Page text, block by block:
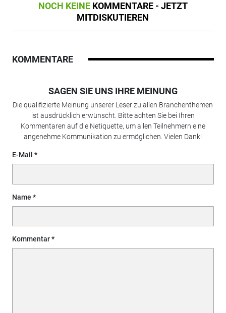
NOCH KEINE KOMMENTARE - JETZT
MITDISKUTIEREN
KOMMENTARE
SAGEN SIE UNS IHRE MEINUNG
Die qualifizierte Meinung unserer Leser zu allen Branchenthemen
ist ausdrücklich erwünscht. Bitte achten Sie bei Ihren
Kommentaren auf die Netiquette, um allen Teilnehmern eine
angenehme Kommunikation zu ermöglichen. Vielen Dank!
E-Mail
Name
Kommentar